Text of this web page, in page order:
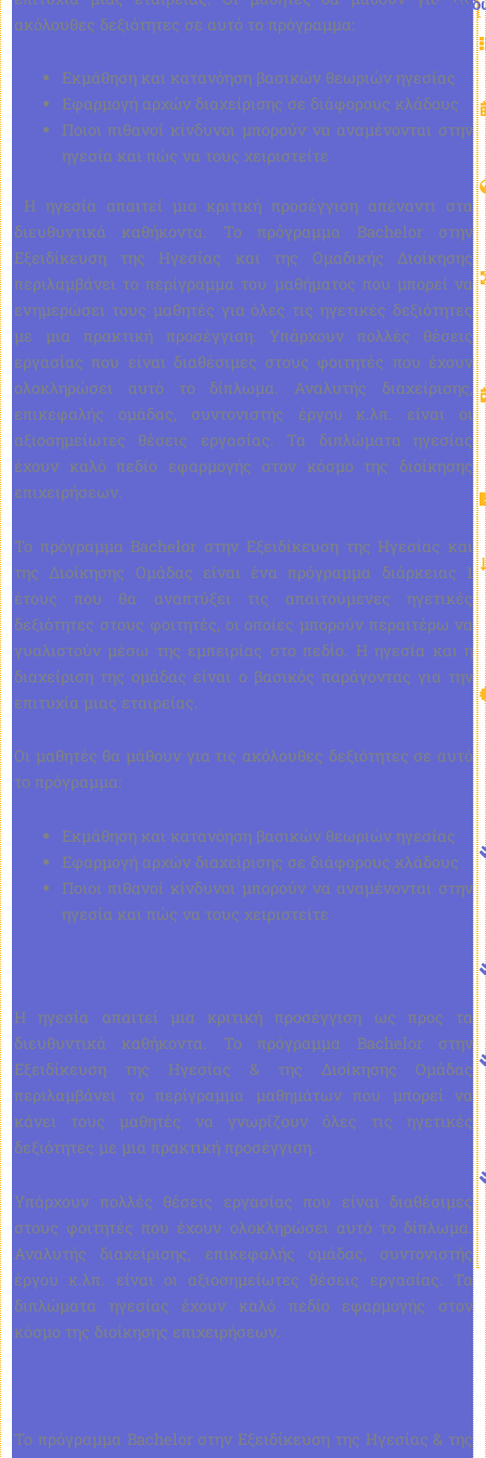
ακόλουθες δεξιότητες σε αυτό το πρόγραμμα:
Εκμάθηση και κατανόηση βασικών θεωριών ηγεσίας
Εφαρμογή αρχών διαχείρισης σε διάφορους κλάδους
Ποιοι πιθανοί κίνδυνοι μπορούν να αναμένονται στην
ηγεσία και πώς να τους χειριστείτε
Η ηγεσία απαιτεί μια κριτική προσέγγιση απέναντι στα
διευθυντικά καθήκοντα. Το πρόγραμμα Bachelor στην
Εξειδίκευση της Ηγεσίας και της Ομαδικής Διοίκησης
περιλαμβάνει το περίγραμμα του μαθήματος που μπορεί να
ενημερώσει τους μαθητές για όλες τις ηγετικές δεξιότητες
με μια πρακτική προσέγγιση. Υπάρχουν πολλές θέσεις
εργασίας που είναι διαθέσιμες στους φοιτητές που έχουν
ολοκληρώσει αυτό το δίπλωμα. Αναλυτής διαχείρισης,
επικεφαλής ομάδας, συντονιστής έργου κ.λπ. είναι οι
αξιοσημείωτες θέσεις εργασίας. Τα διπλώματα ηγεσίας
έχουν καλό πεδίο εφαρμογής στον κόσμο της διοίκησης
επιχειρήσεων.
Το πρόγραμμα Bachelor στην Εξειδίκευση της Ηγεσίας και
της Διοίκησης Ομάδας είναι ένα πρόγραμμα διάρκειας 1
έτους που θα αναπτύξει τις απαιτούμενες ηγετικές
δεξιότητες στους φοιτητές, οι οποίες μπορούν περαιτέρω να
γυαλιστούν μέσω της εμπειρίας στο πεδίο. Η ηγεσία και η
διαχείριση της ομάδας είναι ο βασικός παράγοντας για την
επιτυχία μιας εταιρείας.
Οι μαθητές θα μάθουν για τις ακόλουθες δεξιότητες σε αυτό
το πρόγραμμα:
Εκμάθηση και κατανόηση βασικών θεωριών ηγεσίας
Εφαρμογή αρχών διαχείρισης σε διάφορους κλάδους
Ποιοι πιθανοί κίνδυνοι μπορούν να αναμένονται στην
ηγεσία και πώς να τους χειριστείτε
Η ηγεσία απαιτεί μια κριτική προσέγγιση ως προς τα
διευθυντικά καθήκοντα. Το πρόγραμμα Bachelor στην
Εξειδίκευση της Ηγεσίας & της Διοίκησης Ομάδας
περιλαμβάνει το περίγραμμα μαθημάτων που μπορεί να
κάνει τους μαθητές να γνωρίζουν όλες τις ηγετικές
δεξιότητες με μια πρακτική προσέγγιση.
Υπάρχουν πολλές θέσεις εργασίας που είναι διαθέσιμες
στους φοιτητές που έχουν ολοκληρώσει αυτό το δίπλωμα.
Αναλυτής διαχείρισης, επικεφαλής ομάδας, συντονιστής
έργου κ.λπ. είναι οι αξιοσημείωτες θέσεις εργασίας. Τα
διπλώματα ηγεσίας έχουν καλό πεδίο εφαρμογής στον
κόσμο της διοίκησης επιχειρήσεων.
Το πρόγραμμα Bachelor στην Εξειδίκευση της Ηγεσίας & της